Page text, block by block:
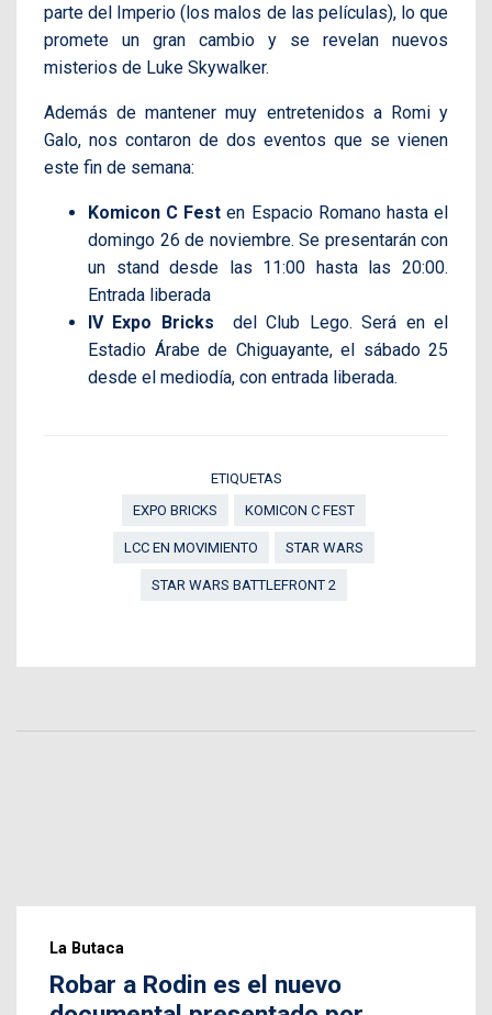
parte del Imperio (los malos de las películas), lo que
promete un gran cambio y se revelan nuevos
misterios de Luke Skywalker.
Además de mantener muy entretenidos a Romi y
Galo, nos contaron de dos eventos que se vienen
este fin de semana:
Komicon C Fest en Espacio Romano hasta el
domingo 26 de noviembre. Se presentarán con
un stand desde las 11:00 hasta las 20:00.
Entrada liberada
IV Expo Bricks
del Club Lego. Será en el
Estadio Árabe de Chiguayante, el sábado 25
desde el mediodía, con entrada liberada.
ETIQUETAS
EXPO BRICKS
KOMICON C FEST
LCC EN MOVIMIENTO STAR WARS
STAR WARS BATTLEFRONT 2
La Butaca
Robar a Rodin es el nuevo